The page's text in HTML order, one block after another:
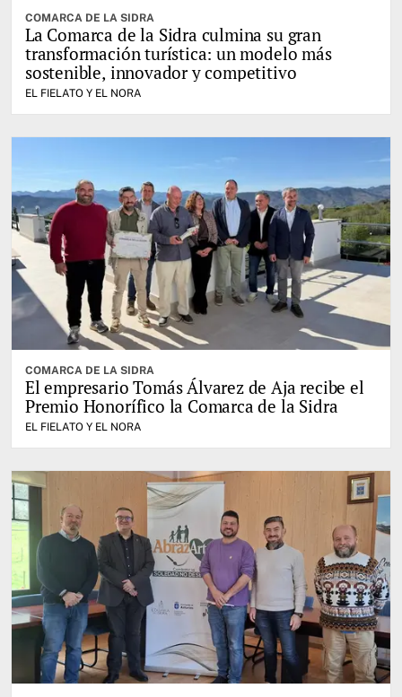
COMARCA DE LA SIDRA
La Comarca de la Sidra culmina su gran
transformación turística: un modelo más
sostenible, innovador y competitivo
EL FIELATO Y EL NORA
COMARCA DE LA SIDRA
El empresario Tomás Álvarez de Aja recibe el
Premio Honorífico la Comarca de la Sidra
EL FIELATO Y EL NORA